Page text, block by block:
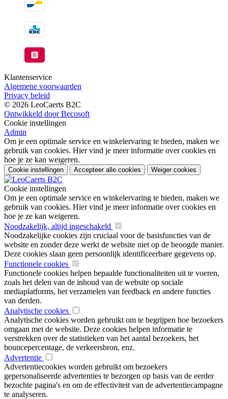
Klantenservice
Algemene voorwaarden
Privacy beleid
© 2026 LeoCaerts B2C
Ontwikkeld door Becosoft
Cookie instellingen
Admin
Om je een optimale service en winkelervaring te bieden, maken we
gebruik van cookies. Hier vind je meer informatie over cookies en
hoe je ze kan weigeren.
Cookie instellingen Accepteer alle cookies Weiger cookies
Cookie instellingen
Om je een optimale service en winkelervaring te bieden, maken we
gebruik van cookies. Hier vind je meer informatie over cookies en
hoe je ze kan weigeren.
Noodzakelijk, altijd ingeschakeld
Noodzakelijke cookies zijn cruciaal voor de basisfuncties van de
website en zonder deze werkt de website niet op de beoogde manier.
Deze cookies slaan geen persoonlijk identificeerbare gegevens op.
Functionele cookies
Functionele cookies helpen bepaalde functionaliteiten uit te voeren,
zoals het delen van de inhoud van de website op sociale
mediaplatforms, het verzamelen van feedback en andere functies
van derden.
Analytische cookies
Analytische cookies worden gebruikt om te begrijpen hoe bezoekers
omgaan met de website. Deze cookies helpen informatie te
verstrekken over de statistieken van het aantal bezoekers, het
bouncepercentage, de verkeersbron, enz.
Advertentie
Advertentiecookies worden gebruikt om bezoekers
gepersonaliseerde advertenties te bezorgen op basis van de eerder
bezochte pagina's en om de effectiviteit van de advertentiecampagne
te analyseren.